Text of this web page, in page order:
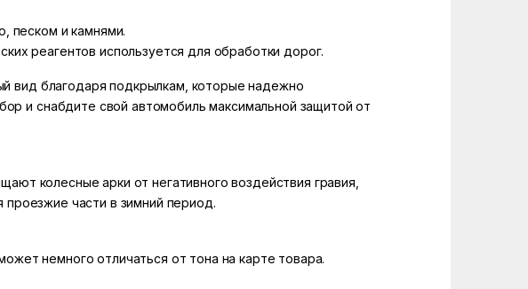
песком и камнями.
реагентов используется для обработки дорог.
вид благодаря подкрылкам, которые надежно
и снабдите свой автомобиль максимальной защитой от
колесные арки от негативного воздействия гравия,
проезжие части в зимний период.
немного отличаться от тона на карте товара.